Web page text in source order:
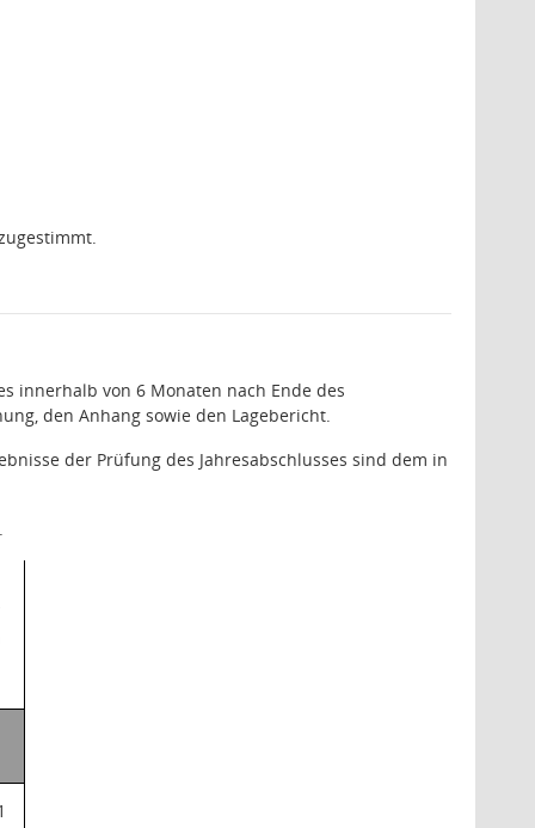
innerhalb von 6 Monaten nach Ende des
den Anhang sowie den Lagebericht.
der Prüfung des Jahresabschlusses sind dem in